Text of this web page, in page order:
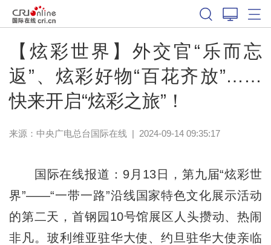
【炫彩世界】外交官“乐而忘
返”、炫彩好物“百花齐放”……
快来开启“炫彩之旅”！
来源：中央广电总台国际在线| 2024-09-14 09:35:17
国际在线报道：9月13日，第九届“炫彩世
界”——“一带一路”沿线国家特色文化展示活动
的第二天，首钢园10号馆展区人头攒动、热闹
非凡。玻利维亚驻华大使、约旦驻华大使亲临